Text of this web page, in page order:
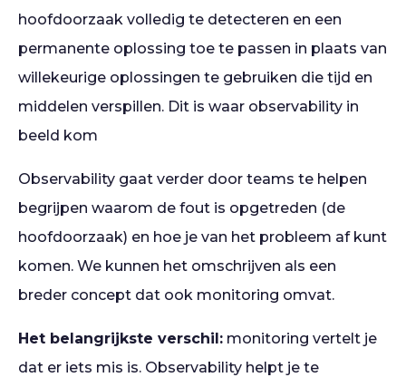
hoofdoorzaak volledig te detecteren en een
permanente oplossing toe te passen in plaats van
willekeurige oplossingen te gebruiken die tijd en
middelen verspillen. Dit is waar observability in
beeld kom
Observability gaat verder door teams te helpen
begrijpen waarom de fout is opgetreden (de
hoofdoorzaak) en hoe je van het probleem af kunt
komen. We kunnen het omschrijven als een
breder concept dat ook monitoring omvat.
Het belangrijkste verschil: monitoring vertelt je
dat er iets mis is. Observability helpt je te